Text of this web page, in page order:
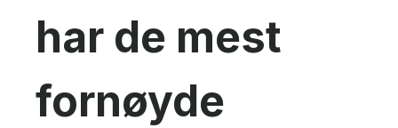
har de mest
fornøyde